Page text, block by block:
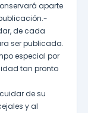
aparte
de cada
ser publicada.
especial por
tan pronto
de su
y al